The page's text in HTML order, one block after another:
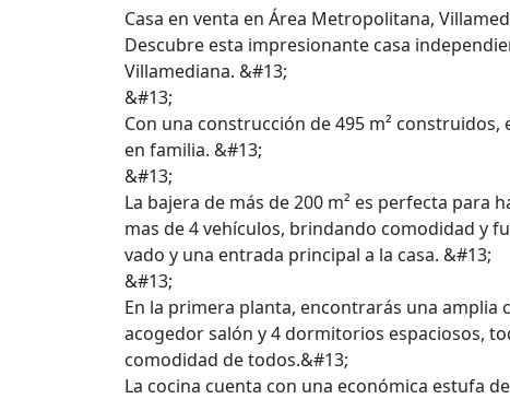
Casa en venta en Área Metropolitana,
Descubre esta impresionante casa
Villamediana. &#13;
&#13;
Con una construcción de 495 m²
en familia. &#13;
&#13;
La bajera de más de 200 m² es perfecta
mas de 4 vehículos, brindando comodidad y
vado y una entrada principal a la casa. &#13;
&#13;
En la primera planta, encontrarás una amplia
acogedor salón y 4 dormitorios espaciosos,
comodidad de todos.&#13;
La cocina cuenta con una económica estufa